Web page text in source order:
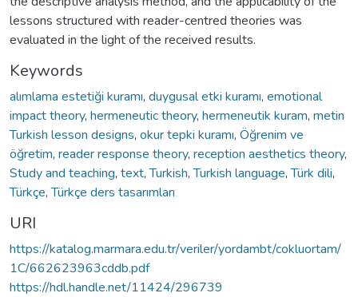
lessons structured with reader-centred theories was
evaluated in the light of the received results.
Keywords
alımlama estetiği kuramı, duygusal etki kuramı, emotional
impact theory, hermeneutic theory, hermeneutik kuram, metin
Turkish lesson designs, okur tepki kuramı, Öğrenim ve
öğretim, reader response theory, reception aesthetics theory,
Study and teaching, text,Turkish,Turkish language,Türk dili,
Türkçe,Türkçe ders tasarımları
URI
https://katalog.marmara.edu.tr/veriler/yordambt/cokluortam/
1C/662623963cddb.pdf
https://hdl.handle.net/11424/296739